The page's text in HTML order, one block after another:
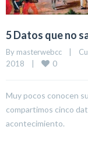
5 Datos que no
By masterwebcc |
2018
| 0
Muy pocos conocen
compartimos cinco
acontecimiento.